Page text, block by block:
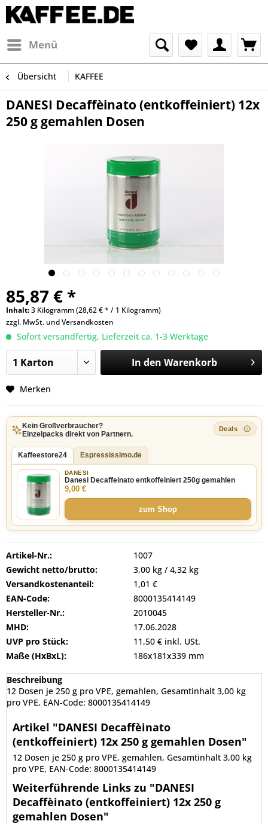
Menü
Übersicht KAFFEE
DANESI Decaffèinato (entkoffeiniert) 12x
250 g gemahlen Dosen
85,87 € *
Inhalt:3 Kilogramm (28,62 € * / 1 Kilogramm)
zzgl. MwSt. undVersandkosten
Sofort versandfertig, Lieferzeit ca. 1-3 Werktage
In den Warenkorb
Merken
Kein Großverbraucher?
Einzelpacks direkt von Partnern.
Kaffeestore24 Espressissimo.de
DANESI
Danesi Decaffeinato entkoffeiniert 250g gemahlen
9,00 €
zum Shop
Artikel-Nr.:
1007
Gewicht netto/brutto:
3,00 kg / 4,32 kg
Versandkostenanteil:
1,01 €
EAN-Code:
8000135414149
Hersteller-Nr.:
2010045
MHD:
17.06.2028
UVP pro Stück:
11,50 € inkl. USt.
Maße (HxBxL):
186x181x339 mm
Beschreibung
12 Dosen je 250 g pro VPE, gemahlen, Gesamtinhalt 3,00 kg
pro VPE, EAN-Code: 8000135414149
Artikel "DANESI Decaffèinato
(entkoffeiniert) 12x 250 g gemahlen Dosen"
12 Dosen je 250 g pro VPE, gemahlen, Gesamtinhalt 3,00 kg
pro VPE, EAN-Code: 8000135414149
Weiterführende Links zu "DANESI
Decaffèinato (entkoffeiniert) 12x 250 g
gemahlen Dosen"